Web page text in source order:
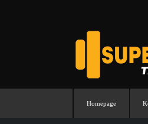
Homepage